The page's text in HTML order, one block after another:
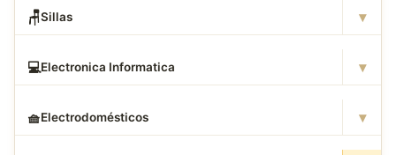
🪑Sillas ▾
💻Electronica Informatica ▾
🧺Electrodomésticos ▾